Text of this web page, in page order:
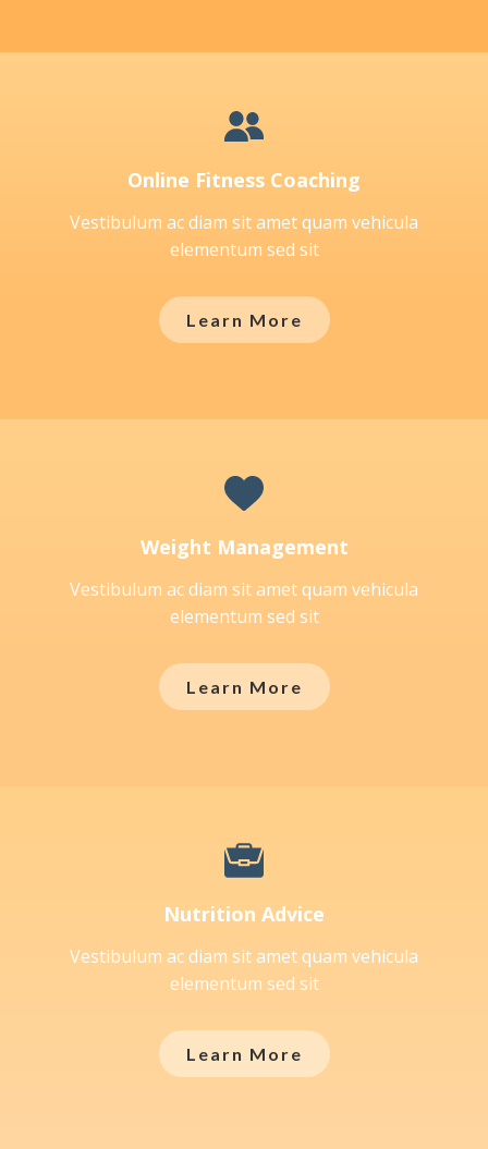
Online Fitness Coaching
Vestibulum ac diam sit amet quam vehicula
elementum sed sit
Learn More
Weight Management
Vestibulum ac diam sit amet quam vehicula
elementum sed sit
Learn More
Nutrition Advice
Vestibulum ac diam sit amet quam vehicula
elementum sed sit
Learn More